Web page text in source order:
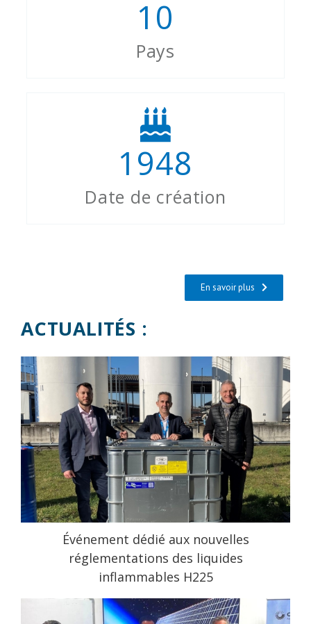
10
Pays
1948
Date de création
En savoir plus
ACTUALITÉS :
Événement dédié aux nouvelles
réglementations des liquides
inflammables H225